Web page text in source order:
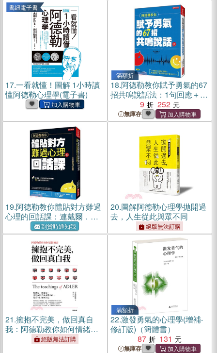
書紐電子書
17.一看就懂！圖解 1小時讀
懂阿德勒心理學(電子書)
滿額折
18.阿德勒教你賦予勇氣的67
招共鳴說話法：1句回應＋善
意的眼神，就能讓對方愛你
到不要不要的技巧！
9 252
無庫存
19.阿德勒教你體貼對方難過
心理的回話課：連戴爾．卡
內基都深受影響的33句正向
說話技巧！
到貨時通知我
20.圖解阿德勒心理學拋開過
去，人生從此與眾不同
絕版無法訂購
21.擁抱不完美，做回真自
我：阿德勒教你如何情緒解
絕版無法訂購
滿額折
22.激發勇氣的心理學(增補‧
修訂版)（簡體書）
87
131
無庫存